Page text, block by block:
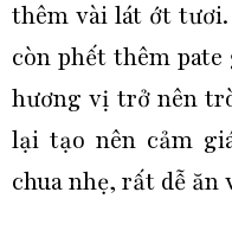
thêm vài lát ớt
còn phết thêm
hương vị trở nên
lại tạo nên cảm
chua nhẹ, rất dễ ăn